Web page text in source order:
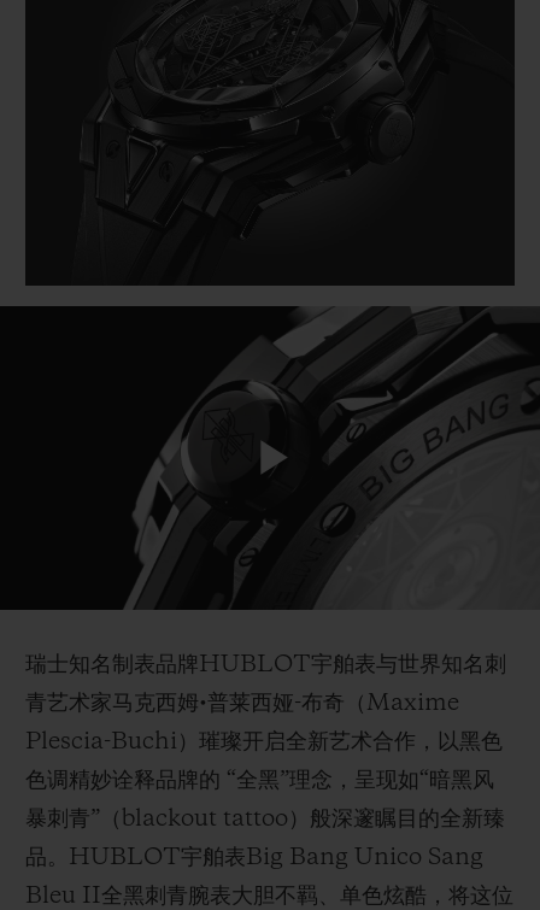
Play
瑞士知名制表品牌HUBLOT宇舶表与世界知名刺
青艺术家马克西姆•普莱西娅-布奇（Maxime
Plescia-Buchi）璀璨开启全新艺术合作，以黑色
色调精妙诠释品牌的 “全黑”理念，呈现如“暗黑风
暴刺青”（blackout tattoo）般深邃瞩目的全新臻
品。HUBLOT宇舶表Big Bang Unico Sang
Bleu II全黑刺青腕表大胆不羁、单色炫酷，将这位
BIG BANG系列
夏日多彩陶瓷
BIG BANG系列
桃粉色陶瓷
加入HUBLOTISTA俱乐部，即可延长质保
免费配送与退换货
联系我们